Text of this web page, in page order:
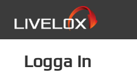
Logga in